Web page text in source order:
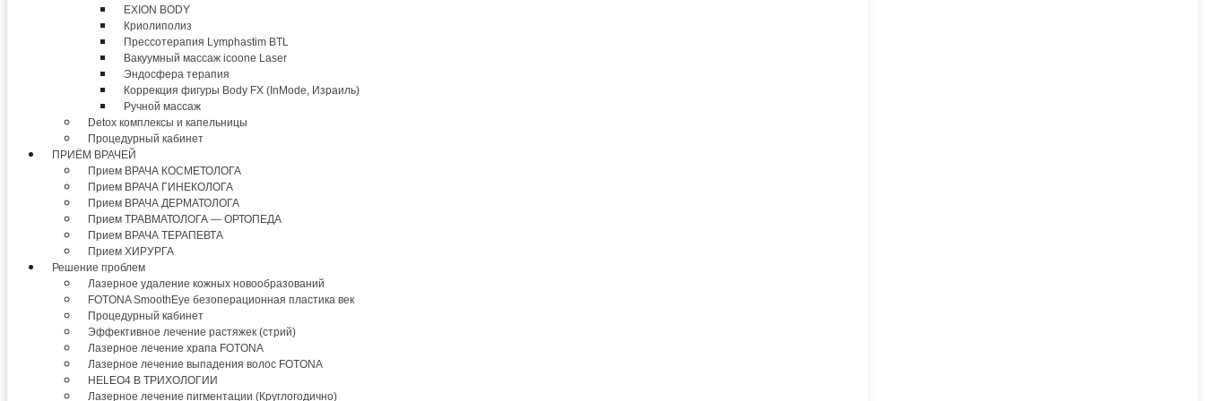
EXION BODY
Криолиполиз
Прессотерапия Lymphastim BTL
Вакуумный массаж icoone Laser
Эндосфера терапия
Коррекция фигуры Body FX (InMode, Израиль)
Ручной массаж
Detox комплексы и капельницы
Процедурный кабинет
ПРИЁМ ВРАЧЕЙ
Прием ВРАЧА КОСМЕТОЛОГА
Прием ВРАЧА ГИНЕКОЛОГА
Прием ВРАЧА ДЕРМАТОЛОГА
Прием ТРАВМАТОЛОГА — ОРТОПЕДА
Прием ВРАЧА ТЕРАПЕВТА
Прием ХИРУРГА
Решение проблем
Лазерное удаление кожных новообразований
FOTONA SmoothEye безоперационная пластика век
Процедурный кабинет
Эффективное лечение растяжек (стрий)
Лазерное лечение храпа FOTONA
Лазерное лечение выпадения волос FOTONA
HELEO4 В ТРИХОЛОГИИ
Лазерное лечение пигментации (Круглогодично)